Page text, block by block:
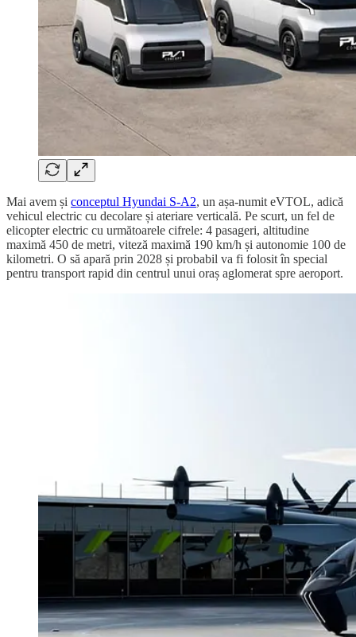
Mai avem și conceptul Hyundai S-A2, un așa-numit eVTOL, adică
vehicul electric cu decolare și ateriare verticală. Pe scurt, un fel de
elicopter electric cu următoarele cifrele: 4 pasageri, altitudine
maximă 450 de metri, viteză maximă 190 km/h și autonomie 100 de
kilometri. O să apară prin 2028 și probabil va fi folosit în special
pentru transport rapid din centrul unui oraș aglomerat spre aeroport.